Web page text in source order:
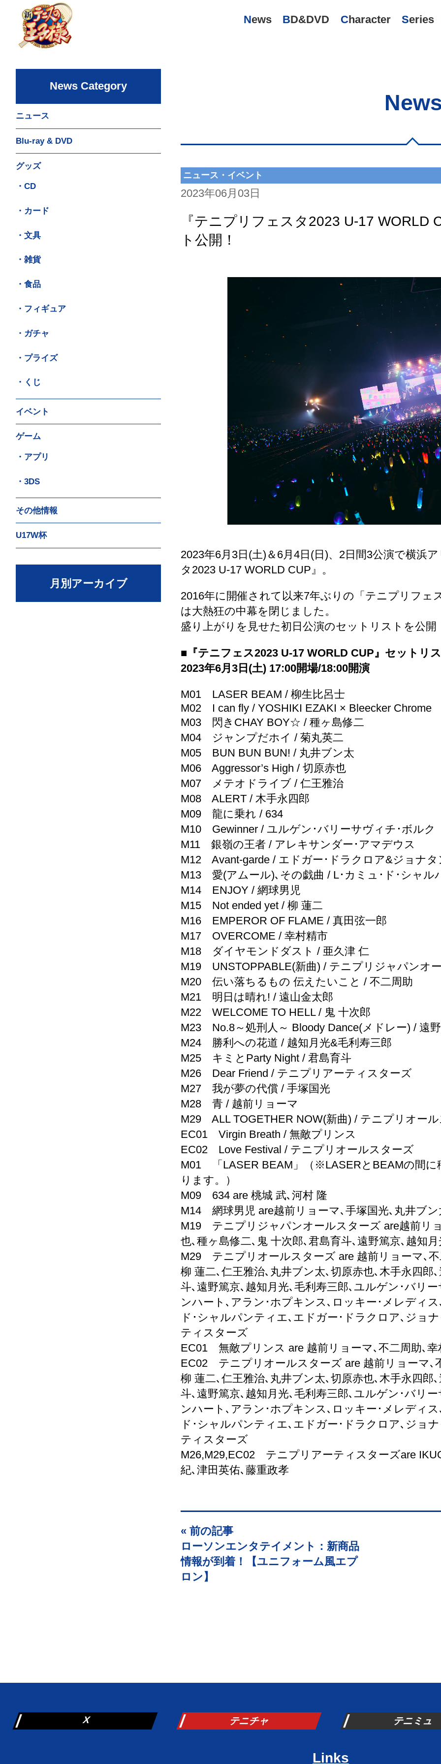
News BD&DVD Character Series
ニュース・イベント
2023年06月03日
『テニプリフェスタ2023 U-17 WORLD
ト公開！
2023年6月3日(土)＆6月4日(日)、2日間3公演で横浜
タ2023 U-17 WORLD CUP』。
2016年に開催されて以来7年ぶりの「テニプリフェ
は大熱狂の中幕を閉じました。
盛り上がりを見せた初日公演のセットリストを公開
■『テニフェス2023 U-17 WORLD CUP』セットリ
2023年6月3日(土) 17:00開場/18:00開演
M01 LASER BEAM / 柳生比呂士
M02 I can fly / YOSHIKI EZAKI × Bleecker Chrome
M03 閃きCHAY BOY☆ / 種ヶ島修二
M04 ジャンプだホイ / 菊丸英二
M05 BUN BUN BUN! / 丸井ブン太
M06 Aggressor’s High / 切原赤也
M07 メテオドライブ / 仁王雅治
M08 ALERT / 木手永四郎
M09 龍に乗れ / 634
M10 Gewinner / ユルゲン･バリーサヴィチ･ボルク
M11 銀嶺の王者 / アレキサンダー･アマデウス
M12 Avant-garde / エドガー･ドラクロア&ジョナタ
M13 愛(アムール)､その戯曲 / L･カミュ･ド･シャル
M14 ENJOY / 網球男児
M15 Not ended yet / 柳 蓮二
M16 EMPEROR OF FLAME / 真田弦一郎
M17 OVERCOME / 幸村精市
M18 ダイヤモンドダスト / 亜久津 仁
M19 UNSTOPPABLE(新曲) / テニプリジャパンオ
M20 伝い落ちるもの 伝えたいこと / 不二周助
M21 明日は晴れ! / 遠山金太郎
M22 WELCOME TO HELL / 鬼 十次郎
M23 No.8～処刑人～ Bloody Dance(メドレー) / 遠
M24 勝利への花道 / 越知月光&毛利寿三郎
M25 キミとParty Night / 君島育斗
M26 Dear Friend / テニプリアーティスターズ
M27 我が夢の代償 / 手塚国光
M28 青 / 越前リョーマ
M29 ALL TOGETHER NOW(新曲) / テニプリオー
EC01 Virgin Breath / 無敵プリンス
EC02 Love Festival / テニプリオールスターズ
M01 「LASER BEAM」（※LASERとBEAMの間に
ります。）
M09 634 are 桃城 武､河村 隆
M14 網球男児 are越前リョーマ､手塚国光､丸井ブン
M19 テニプリジャパンオールスターズ are越前リ
也､種ヶ島修二､鬼 十次郎､君島育斗､遠野篤京､越知
M29 テニプリオールスターズ are 越前リョーマ､不
柳 蓮二､仁王雅治､丸井ブン太､切原赤也､木手永四郎
斗､遠野篤京､越知月光､毛利寿三郎､ユルゲン･バリ
ンハート､アラン･ホプキンス､ロッキー･メレディ
ド･シャルパンティエ､エドガー･ドラクロア､ジョ
ティスターズ
EC01 無敵プリンス are 越前リョーマ､不二周助､幸
EC02 テニプリオールスターズ are 越前リョーマ､
柳 蓮二､仁王雅治､丸井ブン太､切原赤也､木手永四郎
斗､遠野篤京､越知月光､毛利寿三郎､ユルゲン･バリ
ンハート､アラン･ホプキンス､ロッキー･メレディ
ド･シャルパンティエ､エドガー･ドラクロア､ジョ
ティスターズ
M26,M29,EC02 テニプリアーティスターズare
紀､津田英佑､藤重政孝
« 前の記事
ローソンエンタテイメント：新商品
情報が到着！【ユニフォーム風エプ
ロン】
News Category
ニュース
Blu-ray & DVD
グッズ
・CD
・カード
・文具
・雑貨
・食品
・フィギュア
・ガチャ
・プライズ
・くじ
イベント
ゲーム
・アプリ
・3DS
その他情報
U17W杯
月別アーカイブ
X テニチャ テニミュ
Links